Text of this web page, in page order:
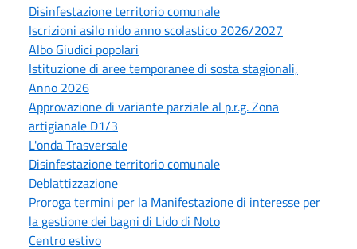
Disinfestazione territorio comunale
Iscrizioni asilo nido anno scolastico 2026/2027
Albo Giudici popolari
Istituzione di aree temporanee di sosta stagionali,
Anno 2026
Approvazione di variante parziale al p.r.g. Zona
artigianale D1/3
L'onda Trasversale
Disinfestazione territorio comunale
Deblattizzazione
Proroga termini per la Manifestazione di interesse per
la gestione dei bagni di Lido di Noto
Centro estivo